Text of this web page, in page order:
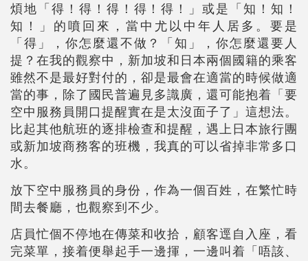
煩地「得！得！得！得！得！」或是「知！知！
知！」的噴回來，當中尤以中年人居多。要是
「得」，你怎麼還不做？「知」，你怎麼還要人
提？在我的觀察中，新加坡和日本兩個國籍的乘客
雖然不是最好對付的，卻是最會在適當的時候做適
當的事，除了國民普遍見多識廣，還可能抱着「要
空中服務員開口提醒實在是太沒面子了」這想法。
比起其他航班的逐排檢查和提醒，遇上日本旅行團
或新加坡商務客的班機，我真的可以省掉非常多口
水。
放下空中服務員的身份，作為一個百姓，在繁忙時
間去餐廳，也觀察到不少。
店員忙個不停地在傳菜和收拾，顧客逕自入座，看
完菜單，接着便舉起手一邊揮，一邊叫着「唔該、